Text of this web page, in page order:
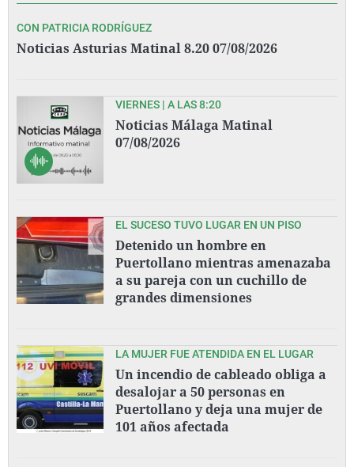
CON PATRICIA RODRÍGUEZ
Noticias Asturias Matinal 8.20 07/08/2026
VIERNES | A LAS 8:20
Noticias Málaga Matinal
07/08/2026
EL SUCESO TUVO LUGAR EN UN PISO
Detenido un hombre en
Puertollano mientras amenazaba
a su pareja con un cuchillo de
grandes dimensiones
LA MUJER FUE ATENDIDA EN EL LUGAR
Un incendio de cableado obliga a
desalojar a 50 personas en
Puertollano y deja una mujer de
101 años afectada